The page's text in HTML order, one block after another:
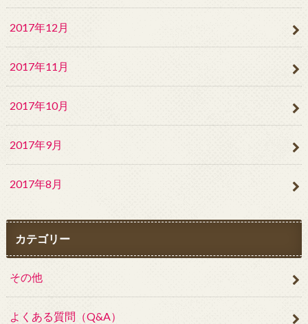
2017年12月
2017年11月
2017年10月
2017年9月
2017年8月
カテゴリー
その他
よくある質問（Q&A）